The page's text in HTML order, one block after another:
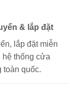
& lắp đặt
lắp đặt miễn
hệ thống cửa
toàn quốc.